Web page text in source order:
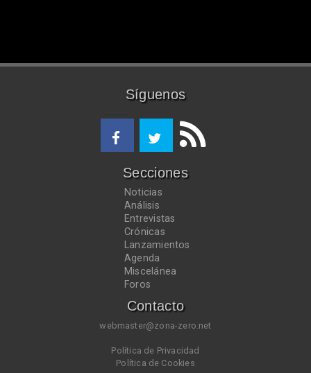
Síguenos
Secciones
Noticias
Análisis
Entrevistas
Crónicas
Lanzamientos
Agenda
Miscelánea
Foros
Contacto
webmaster@zona-zero.net
Política de Privacidad
Política de Cookies